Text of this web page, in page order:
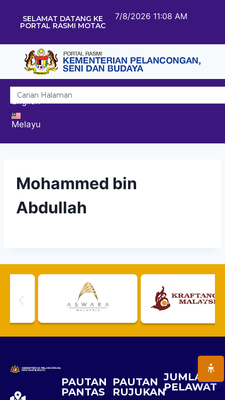
SELAMAT DATANG KE
PORTAL RASMI MOTAC
7/8/2026 11:08 AM
English
Melayu
Mohammed bin
Abdullah
PAUTAN
PANTAS
PAUTAN
RUJUKAN
JUMLAH
PELAWAT